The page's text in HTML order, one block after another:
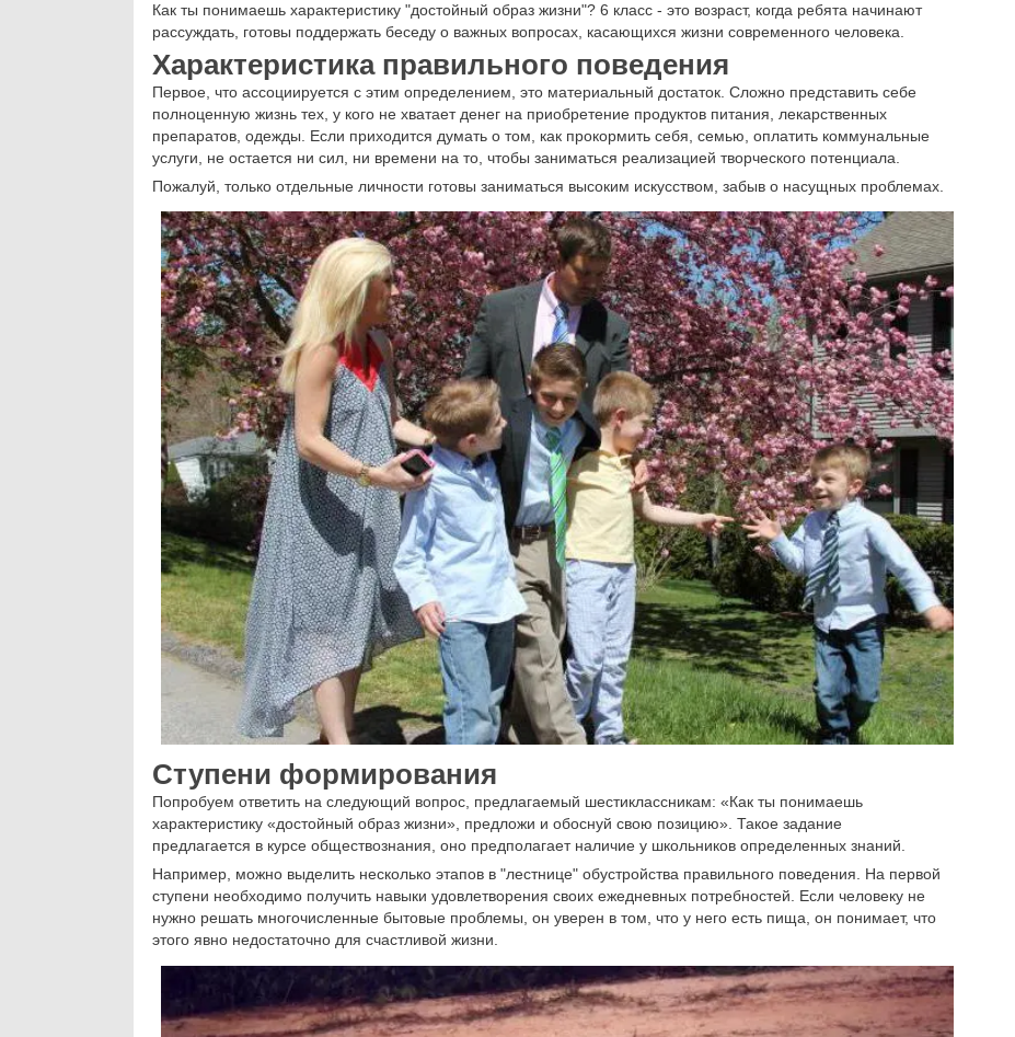
Как ты понимаешь характеристику "достойный образ жизни"? 6 класс - это возраст, когда ребята начинают
рассуждать, готовы поддержать беседу о важных вопросах, касающихся жизни современного человека.
Характеристика правильного поведения
Первое, что ассоциируется с этим определением, это материальный достаток. Сложно представить себе
полноценную жизнь тех, у кого не хватает денег на приобретение продуктов питания, лекарственных
препаратов, одежды. Если приходится думать о том, как прокормить себя, семью, оплатить коммунальные
услуги, не остается ни сил, ни времени на то, чтобы заниматься реализацией творческого потенциала.
Пожалуй, только отдельные личности готовы заниматься высоким искусством, забыв о насущных проблемах.
Ступени формирования
Попробуем ответить на следующий вопрос, предлагаемый шестиклассникам: «Как ты понимаешь
характеристику «достойный образ жизни», предложи и обоснуй свою позицию». Такое задание
предлагается в курсе обществознания, оно предполагает наличие у школьников определенных знаний.
Например, можно выделить несколько этапов в "лестнице" обустройства правильного поведения. На первой
ступени необходимо получить навыки удовлетворения своих ежедневных потребностей. Если человеку не
нужно решать многочисленные бытовые проблемы, он уверен в том, что у него есть пища, он понимает, что
этого явно недостаточно для счастливой жизни.